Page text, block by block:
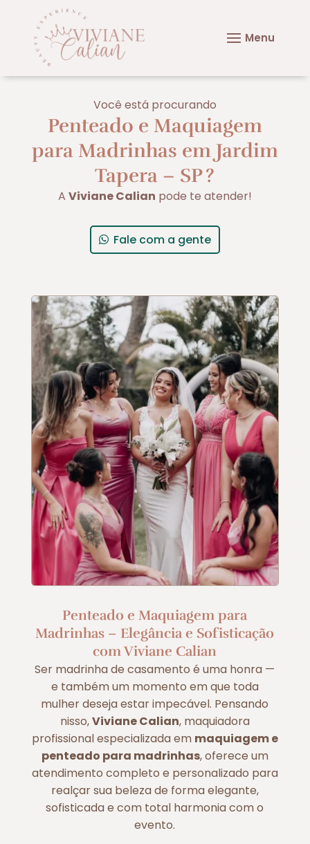
Você está procurando
Penteado e Maquiagem
para Madrinhas em Jardim
Tapera – SP?
A Viviane Calian pode te atender!
Fale com a gente
Penteado e Maquiagem para
Madrinhas – Elegância e Sofisticação
com Viviane Calian
Ser madrinha de casamento é uma honra —
e também um momento em que toda
mulher deseja estar impecável. Pensando
nisso,Viviane Calian, maquiadora
profissional especializada em maquiagem e
penteado para madrinhas, oferece um
atendimento completo e personalizado para
realçar sua beleza de forma elegante,
sofisticada e com total harmonia com o
evento.